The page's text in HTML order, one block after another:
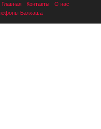
Главная Контакты
О нас
Балхаша